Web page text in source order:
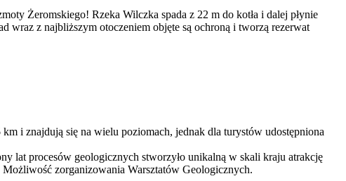
Żeromskiego! Rzeka Wilczka spada z 22 m do kotła i dalej płynie
wraz z najbliższym otoczeniem objęte są ochroną i tworzą rezerwat
i znajdują się na wielu poziomach, jednak dla turystów udostępniona
lat procesów geologicznych stworzyło unikalną w skali kraju atrakcję
zorganizowania Warsztatów Geologicznych.